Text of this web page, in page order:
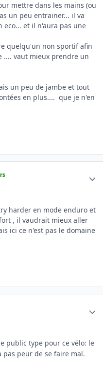
mettre dans les mains (ou
un peu entrainer... il va
et il n'aura pas une
quelqu'un non sportif afin
vaut mieux prendre un
un peu de jambe et tout
en plus.... que je n'en
harder en mode enduro et
, il vaudrait mieux aller
ici ce n'est pas le domaine
public type pour ce vélo: le
pas peur de se faire mal.